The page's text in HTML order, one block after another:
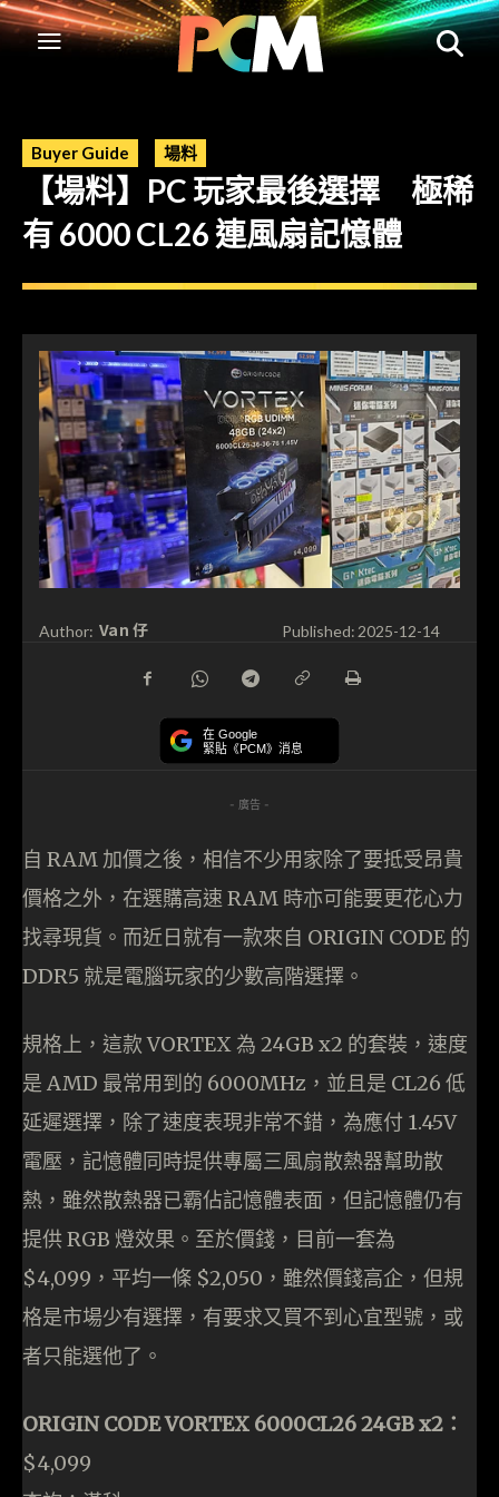
Buyer Guide 場料
【場料】PC 玩家最後選擇 極稀
有 6000 CL26 連風扇記憶體
Author: Van 仔 Published: 2025-12-14
在 Google
緊貼《PCM》消息
- 廣告 -
自 RAM 加價之後，相信不少用家除了要抵受昂貴
價格之外，在選購高速 RAM 時亦可能要更花心力
找尋現貨。而近日就有一款來自 ORIGIN CODE 的
DDR5 就是電腦玩家的少數高階選擇。
規格上，這款 VORTEX 為 24GB x2 的套裝，速度
是 AMD 最常用到的 6000MHz，並且是 CL26 低
延遲選擇，除了速度表現非常不錯，為應付 1.45V
電壓，記憶體同時提供專屬三風扇散熱器幫助散
熱，雖然散熱器已霸佔記憶體表面，但記憶體仍有
提供 RGB 燈效果。至於價錢，目前一套為
$4,099，平均一條 $2,050，雖然價錢高企，但規
格是市場少有選擇，有要求又買不到心宜型號，或
者只能選他了。
ORIGIN CODE VORTEX 6000CL26 24GB x2：
$4,099